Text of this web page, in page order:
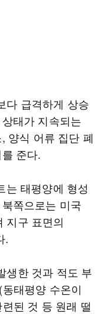
다 급격하게 상승
태가 지속되는
양식 어류 집단 폐
준다.
는 태평양에 형성
쪽으로는 미국
지구 표면의
.
생한 것과 적도 부
태평양 수온이
된 것 등 원래 떨